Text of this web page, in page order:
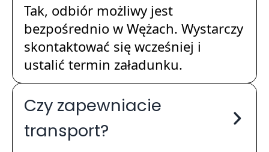
Tak, odbiór możliwy jest
bezpośrednio w Wężach. Wystarczy
skontaktować się wcześniej i
ustalić termin załadunku.
Czy zapewniacie
transport?